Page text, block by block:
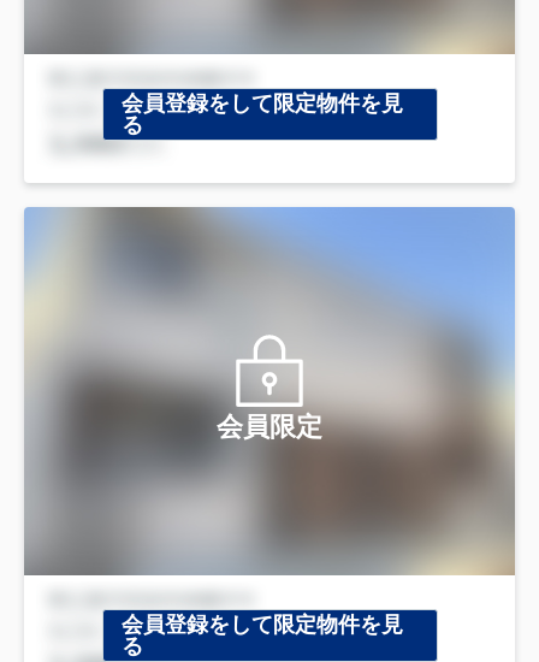
会員登録をして限定物件を見
る
会員限定
会員登録をして限定物件を見
る